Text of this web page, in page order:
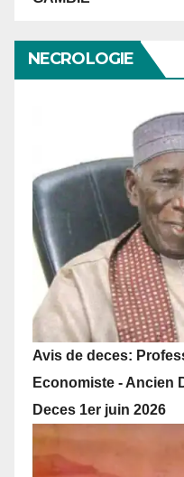
NECROLOGIE
Avis de deces:
Economiste - Ancien
Deces 1er juin 2026